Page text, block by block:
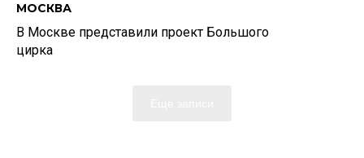
МОСКВА
В Москве представили проект Большого
цирка